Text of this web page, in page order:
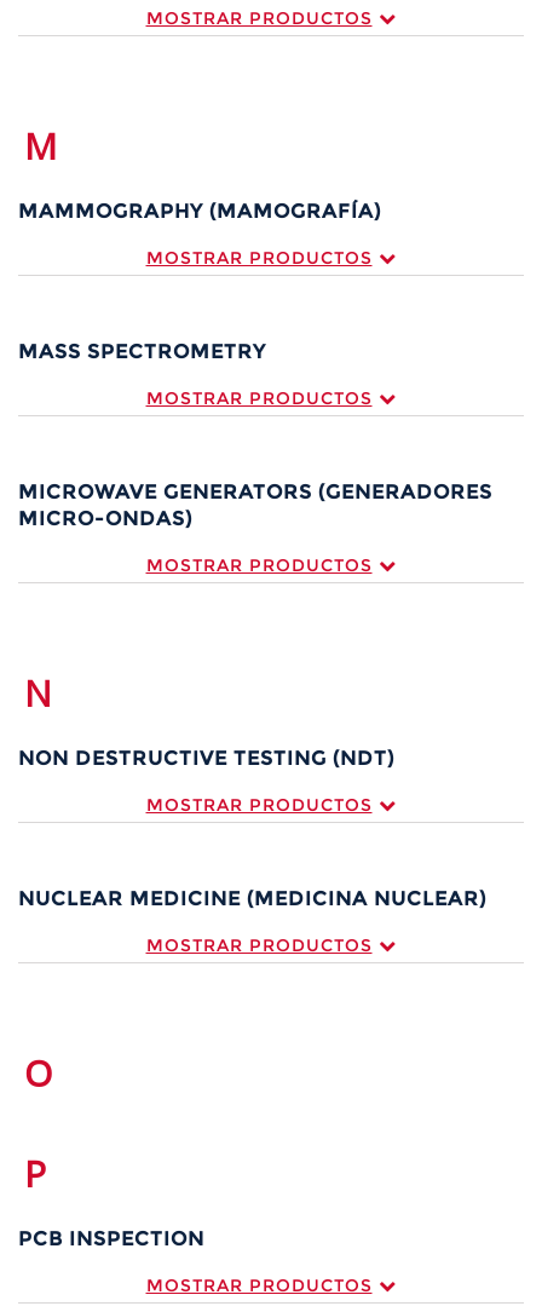
MOSTRAR PRODUCTOS
M
MAMMOGRAPHY (MAMOGRAFÍA)
MOSTRAR PRODUCTOS
MASS SPECTROMETRY
MOSTRAR PRODUCTOS
MICROWAVE GENERATORS (GENERADORES
MICRO-ONDAS)
MOSTRAR PRODUCTOS
N
NON DESTRUCTIVE TESTING (NDT)
MOSTRAR PRODUCTOS
NUCLEAR MEDICINE (MEDICINA NUCLEAR)
MOSTRAR PRODUCTOS
O
P
PCB INSPECTION
MOSTRAR PRODUCTOS